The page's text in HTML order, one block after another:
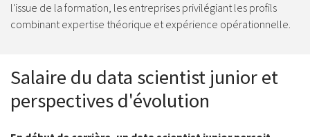
l'issue de la formation, les entreprises privilégiant les profils
combinant expertise théorique et expérience opérationnelle.
Salaire du data scientist junior et
perspectives d'évolution